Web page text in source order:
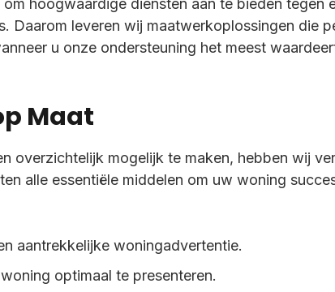
hoogwaardige diensten aan te bieden tegen
Daarom leveren wij maatwerkoplossingen die
u onze ondersteuning het meest
Maat
overzichtelijk mogelijk te maken, hebben wij
alle essentiële middelen om uw woning
aantrekkelijke woningadvertentie.
optimaal te presenteren.